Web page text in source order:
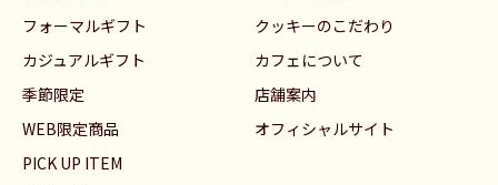
フォーマルギフト
カジュアルギフト
季節限定
WEB限定商品
PICK UP ITEM
クッキーのこだわり
カフェについて
店舗案内
オフィシャルサイト